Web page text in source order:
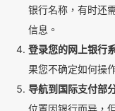
银行名称，有时还
信息。
登录您的网上银行
果您不确定如何操
导航到国际支付部
位置因银行而异，